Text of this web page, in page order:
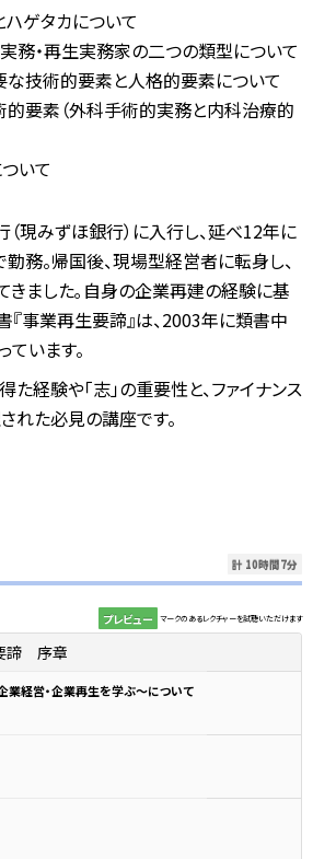
ゲタカについて
務・再生実務家の二つの類型について
技術的要素と人格的要素について
要素（外科手術的実務と内科治療的
いて
現みずほ銀行）に入行し、延べ12年に
務。帰国後、現場型経営者に転身し、
きました｡自身の企業再建の経験に基
事業再生要諦』は、2003年に類書中
ています。
経験や「志」の重要性と、ファイナンス
れた必見の講座です。
計 10時間7分
プレビュー マークのあるレクチャーを試聴いただけます
諦 序章
業経営・企業再生を学ぶ～について